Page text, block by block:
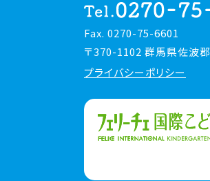
Fax. 0270-75-6601
〒370-1102 群馬県佐波
プライバシーポリシー